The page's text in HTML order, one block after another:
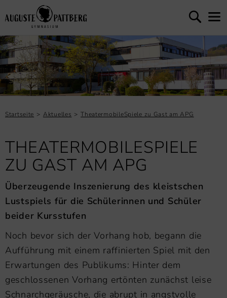
Startseite Aktuelles TheatermobileSpiele zu Gast am APG
THEATERMOBILESPIELE
ZU GAST AM APG
Überzeugende Inszenierung des kleistschen
Lustspiels für die Schülerinnen und Schüler
beider Kursstufen
Noch bevor sich der Vorhang hob, begann die
Aufführung mit einem raffinierten Spiel mit den
Erwartungen des Publikums: Hinter dem
geschlossenen Vorhang ertönten zunächst leise
Schnarchgeräusche, die abrupt in angstvolle